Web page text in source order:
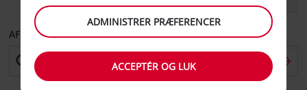
AFHENT FRA
ADMINISTRER PRÆFERENCER
ACCEPTÉR OG LUK